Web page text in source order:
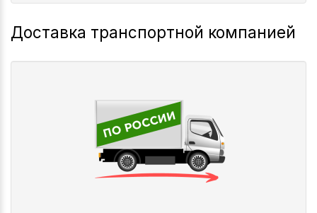
Доставка транспортной компанией